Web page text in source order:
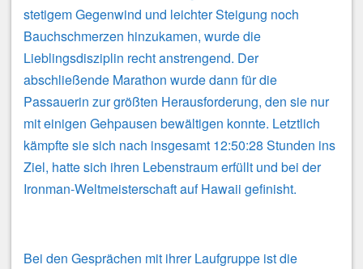
stetigem Gegenwind und leichter Steigung noch
Bauchschmerzen hinzukamen, wurde die
Lieblingsdisziplin recht anstrengend. Der
abschließende Marathon wurde dann für die
Passauerin zur größten Herausforderung, den sie nur
mit einigen Gehpausen bewältigen konnte. Letztlich
kämpfte sie sich nach insgesamt 12:50:28 Stunden ins
Ziel, hatte sich ihren Lebenstraum erfüllt und bei der
Ironman-Weltmeisterschaft auf Hawaii gefinisht.
Bei den Gesprächen mit ihrer Laufgruppe ist die